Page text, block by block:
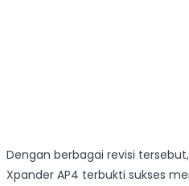
Dengan berbagai revisi
Xpander AP4 terbukti sukses